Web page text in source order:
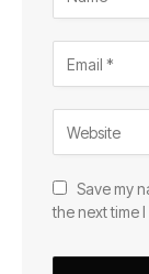
Save my
the next time